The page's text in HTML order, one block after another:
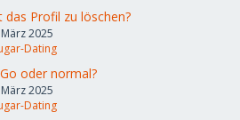
das Profil zu löschen?
2025
Dating
oder normal?
2025
Dating